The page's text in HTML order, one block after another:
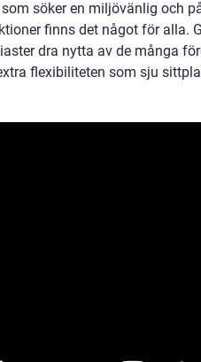
söker en miljövänlig och
finns det något för alla.
dra nytta av de många
flexibiliteten som sju